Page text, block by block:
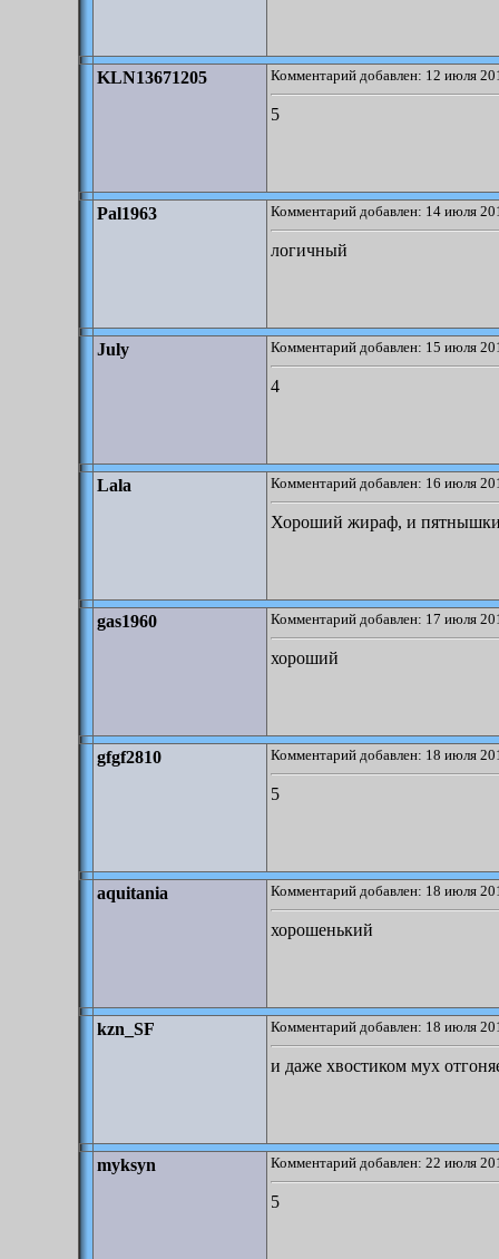
KLN13671205 Комментарий добавлен: 12 июля
5
Pal1963 Комментарий добавлен: 14 июля
логичный
July Комментарий добавлен: 15 июля
4
Lala Комментарий добавлен: 16 июля
Хороший жираф, и пятнышки
gas1960 Комментарий добавлен: 17 июля
хороший
gfgf2810 Комментарий добавлен: 18 июля
5
aquitania Комментарий добавлен: 18 июля
хорошенький
kzn_SF Комментарий добавлен: 18 июля
и даже хвостиком мух
myksyn Комментарий добавлен: 22 июля
5